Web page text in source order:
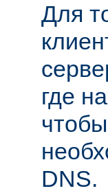
Для
где
DNS.